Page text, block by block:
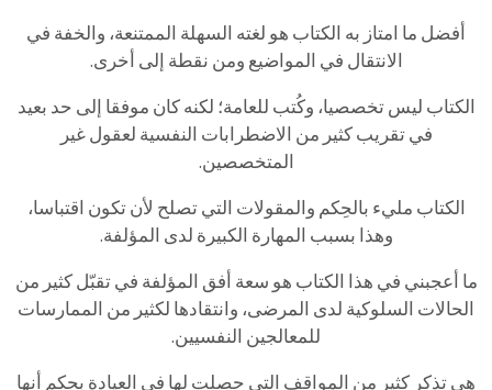
أفضل ما امتاز به الكتاب هو لغته السهلة الممتنعة، والخفة في
الانتقال في المواضيع ومن نقطة إلى أخرى.
الكتاب ليس تخصصيا، وكُتب للعامة؛ لكنه كان موفقا إلى حد بعيد
في تقريب كثير من الاضطرابات النفسية لعقول غير
المتخصصين.
الكتاب مليء بالحِكم والمقولات التي تصلح لأن تكون اقتباسا،
وهذا بسبب المهارة الكبيرة لدى المؤلفة.
ما أعجبني في هذا الكتاب هو سعة أفق المؤلفة في تقبّل كثير من
الحالات السلوكية لدى المرضى، وانتقادها لكثير من الممارسات
للمعالجين النفسيين.
هي تذكر كثير من المواقف التي حصلت لها في العيادة بحكم أنها